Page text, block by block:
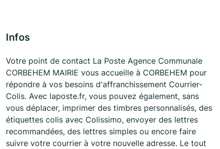
Infos
Votre point de contact La Poste Agence Communale
CORBEHEM MAIRIE vous accueille à CORBEHEM pour
répondre à vos besoins d'affranchissement Courrier-
Colis. Avec laposte.fr, vous pouvez également, sans
vous déplacer, imprimer des timbres personnalisés, des
étiquettes colis avec Colissimo, envoyer des lettres
recommandées, des lettres simples ou encore faire
suivre votre courrier à votre nouvelle adresse. Le tout